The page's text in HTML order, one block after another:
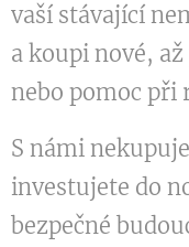
vaší stávající
a koupi nové,
nebo pomoc při
S námi
investujete do
bezpečné